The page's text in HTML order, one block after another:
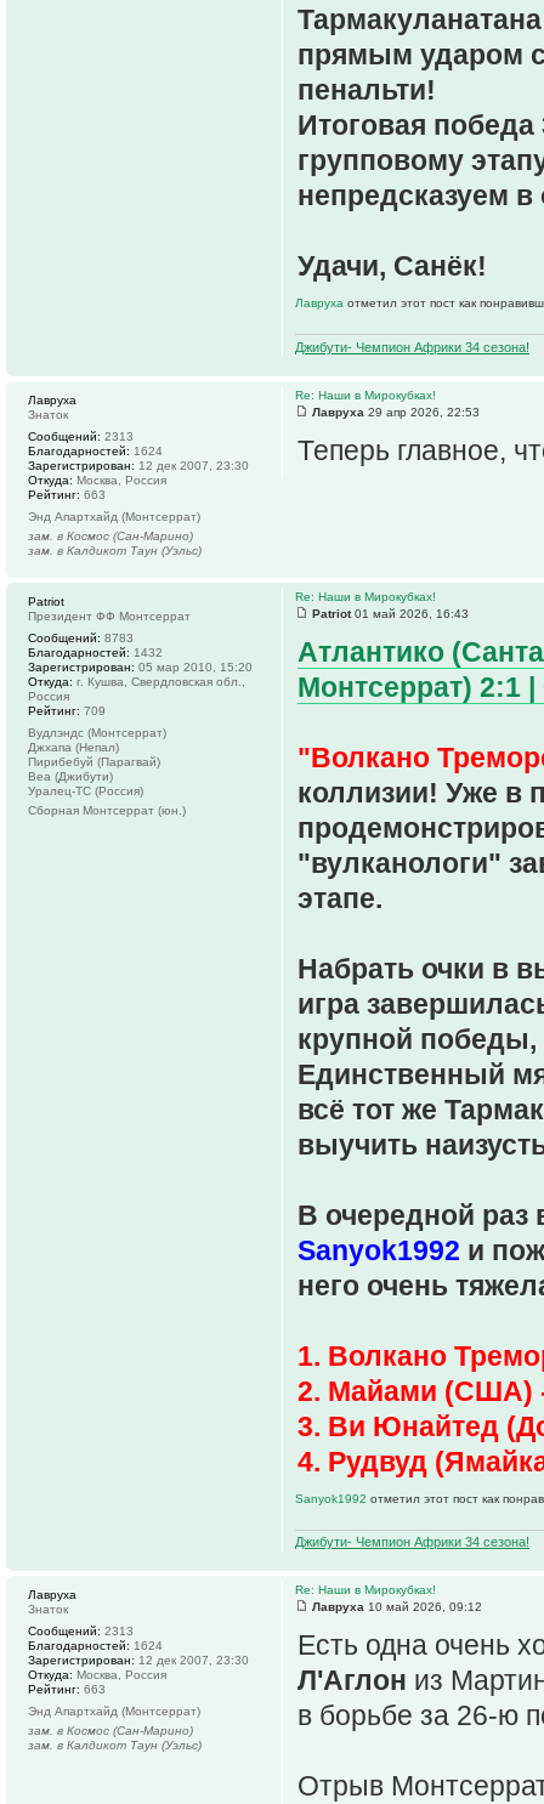
прямым ударом
пенальти!
Итоговая
групповому
непредсказуем
Удачи, Санёк!
Лавруха отметил этот пост как
Джибути- Чемпион Африки 34 сезона!
Re: Наши в Мирокубках!
Лавруха 29 апр 2026, 22:53
Теперь главное,
Лавруха
Знаток
Сообщений: 2313
Благодарностей: 1624
Зарегистрирован: 12 дек 2007, 23:30
Откуда: Москва, Россия
Рейтинг: 663
Энд Апартхайд (Монтсеррат)
зам. в Космос (Сан-Марино)
зам. в Калдикот Таун (Уэльс)
Re: Наши в Мирокубках!
Patriot01 май 2026, 16:43
Атлантико
Монтсеррат) 2:1 |
"Волкано
коллизии! Уже в
"вулканологи"
этапе.
Набрать очки в
игра
крупной победы,
Единственный
всё тот же
выучить
В очередной
Sanyok1992 и
него очень
1. Волкано
2. Майами (США)
3. Ви Юнайтед
4. Рудвуд
Sanyok1992 отметил этот пост как
Джибути- Чемпион Африки 34 сезона!
Patriot
Президент ФФ Монтсеррат
Сообщений: 8783
Благодарностей: 1432
Зарегистрирован: 05 мар 2010, 15:20
Откуда: г. Кушва, Свердловская обл.,
Россия
Рейтинг: 709
Вудлэндс (Монтсеррат)
Джхапа (Непал)
Пирибебуй (Парагвай)
Веа (Джибути)
Уралец-ТС (Россия)
Сборная Монтсеррат (юн.)
Re: Наши в Мирокубках!
Лавруха 10 май 2026, 09:12
Есть одна очень
Л'Аглон из
в борьбе за 26-ю
Отрыв
Лавруха
Знаток
Сообщений: 2313
Благодарностей: 1624
Зарегистрирован: 12 дек 2007, 23:30
Откуда: Москва, Россия
Рейтинг: 663
Энд Апартхайд (Монтсеррат)
зам. в Космос (Сан-Марино)
зам. в Калдикот Таун (Уэльс)